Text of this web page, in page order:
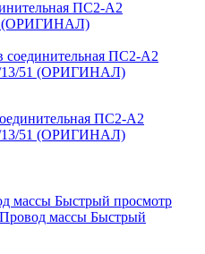
ПС2-А2
13/51 (ОРИГИНАЛ)
Быстрый просмотр
Быстрый